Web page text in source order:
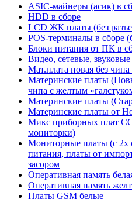
ASIC-майнеры (асик) в
HDD в сборе
LCD ЖК платы (без
POS-терминалы в сборе
Блоки питания от ПК в
Видео, сетевые,
Мат.плата новая без
Материнские платы
чипа с желтым
Материнские платы
Материнские платы от
Микс приборных плат
мониторки)
Мониторные платы (с 2х
питания, платы от
засором
Оперативная память
Оперативная память
Платы GSM белые